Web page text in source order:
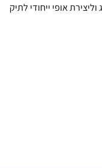
אופי ייחודי לתיק